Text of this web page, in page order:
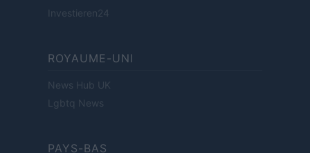
Investieren24
ROYAUME-UNI
News Hub UK
Lgbtq News
PAYS-BAS